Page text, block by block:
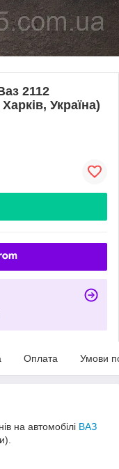
2112
Україна)
Оплата Умови
на автомобілі ВАЗ